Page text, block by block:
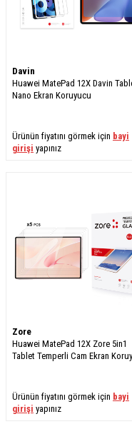
Davin
Huawei MatePad 12X Davin
Nano Ekran Koruyucu
Ürünün fiyatını görmek için bayi
girişi yapınız
Zore
Huawei MatePad 12X Zore 5in1
Tablet Temperli Cam Ekran
Ürünün fiyatını görmek için bayi
girişi yapınız